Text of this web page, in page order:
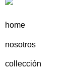
home
nosotros
collección